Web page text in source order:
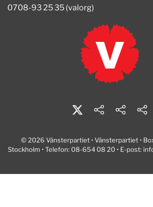
0708-93 25 35 (valorg)
© 2026 Vänsterpartiet • Vänsterpartiet •
Stockholm • Telefon: 08-654 08 20 • E-post: